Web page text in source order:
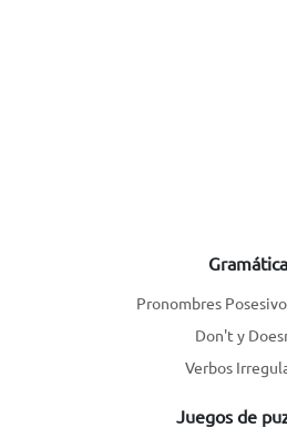
Gramática
Pronombres
Don't y
Verbos
Juegos de